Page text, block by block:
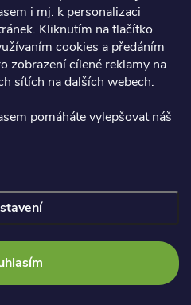
i mj. k personalizaci
Kliknutím na tlačítko
cookies a předáním
zobrazení cílené reklamy na
sítích na dalších webech.
pomáháte vylepšovat náš
Je to zázrak na vše;)
. Všechna práva vyhrazena.